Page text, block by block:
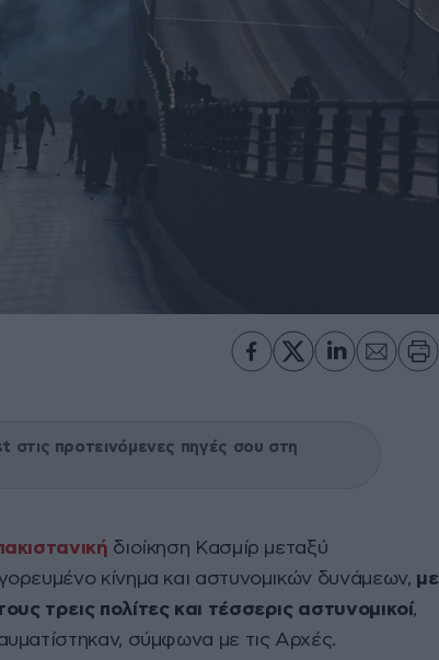
στις προτεινόμενες πηγές σου στη
διοίκηση Κασμίρ μεταξύ
κίνημα και αστυνομικών δυνάμεων, με
τρεις πολίτες και τέσσερις αστυνομικοί,
σύμφωνα με τις Αρχές.